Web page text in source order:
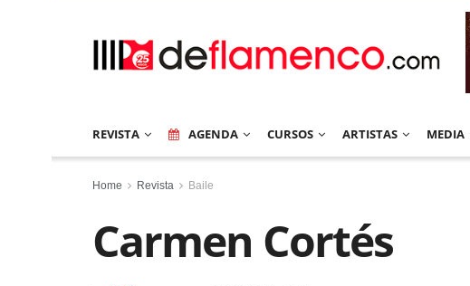
REVISTA AGENDA CURSOS ARTISTAS MEDIA
Home Revista Baile
Carmen Cortés